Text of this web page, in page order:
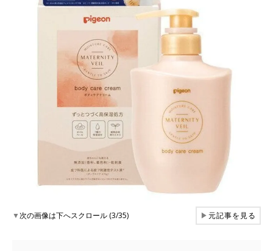
▼次の画像は下へスクロール (3/35) ▶元記事を見る